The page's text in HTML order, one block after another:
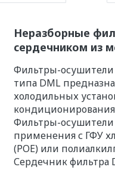
Неразборные
сердечником из
Фильтры-
типа DML
холодильных
Фильтры-
применения с ГФУ
(POE) или
Сердечник фильтра